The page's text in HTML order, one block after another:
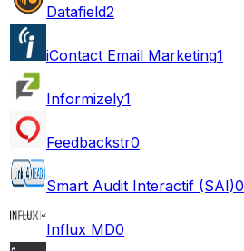
Datafield2
iContact Email Marketing1
Informizely1
Feedbackstr0
Smart Audit Interactif (SAI)0
Influx MD0